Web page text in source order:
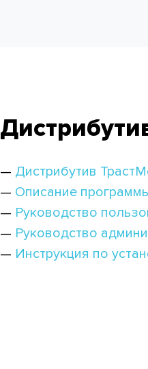
Дистрибутив
Описание
Руководство
Руководство
Инструкция по